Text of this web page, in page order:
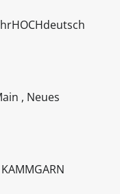
, Neues
KAMMGARN